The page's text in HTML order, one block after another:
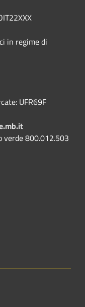
in regime di
UFR69F
verde 800.012.503